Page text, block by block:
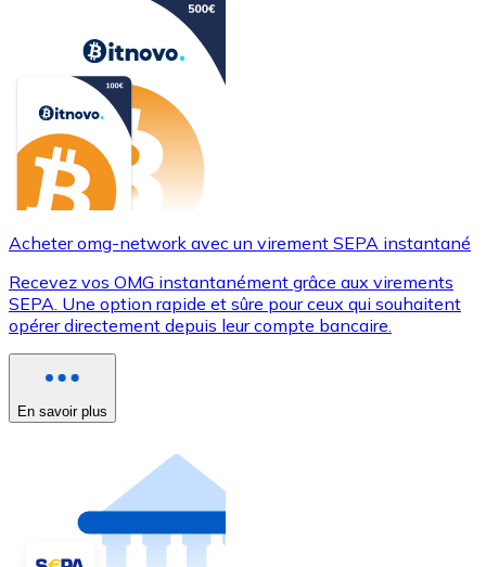
Acheter omg-network avec un virement SEPA instantané
Recevez vos OMG instantanément grâce aux virements
SEPA. Une option rapide et sûre pour ceux qui souhaitent
opérer directement depuis leur compte bancaire.
En savoir plus